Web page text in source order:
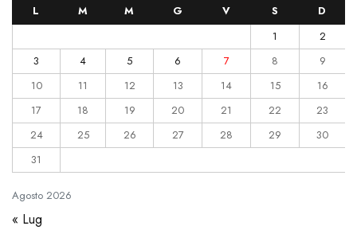
Agosto 2026
L M M G V S
D
1
2
3
4 5 6 7 8
9
10
11 12 13 14 15
16
17
18 19 20 21 22
23
24
25 26 27 28 29
30
31
« Lug